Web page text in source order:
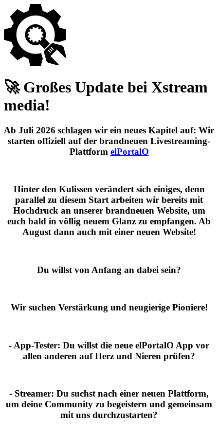
🚀 Großes Update bei Xstream
media!
Ab Juli 2026 schlagen wir ein neues Kapitel auf: Wir
starten offiziell auf der brandneuen Livestreaming-
Plattform elPortalO
Hinter den Kulissen verändert sich einiges, denn
parallel zu diesem Start arbeiten wir bereits mit
Hochdruck an unserer brandneuen Website, um
euch bald in völlig neuem Glanz zu empfangen. Ab
August dann auch mit einer neuen Website!
Du willst von Anfang an dabei sein?
Wir suchen Verstärkung und neugierige Pioniere!
- App-Tester: Du willst die neue elPortalO App vor
allen anderen auf Herz und Nieren prüfen?
- Streamer: Du suchst nach einer neuen Plattform,
um deine Community zu begeistern und gemeinsam
mit uns durchzustarten?